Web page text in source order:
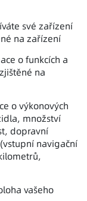
své zařízení
na zařízení
o funkcích a
na
o výkonových
množství
dopravní
navigační
vašeho